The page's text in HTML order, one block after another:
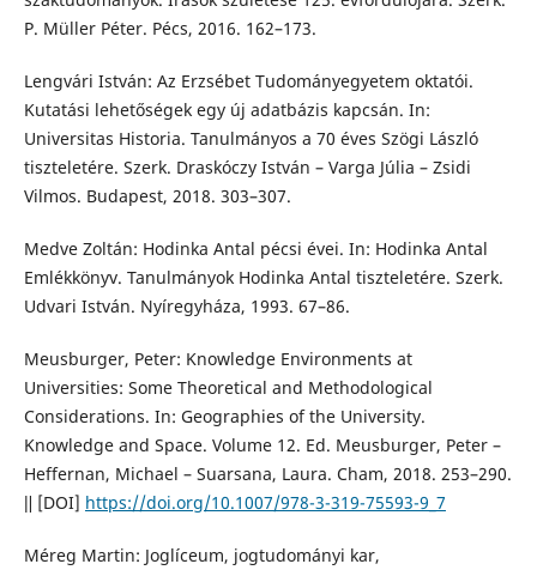
P. Müller Péter. Pécs, 2016. 162–173.
Lengvári István: Az Erzsébet Tudományegyetem oktatói.
Kutatási lehetőségek egy új adatbázis kapcsán. In:
Universitas Historia. Tanulmányos a 70 éves Szögi László
tiszteletére. Szerk. Draskóczy István – Varga Júlia – Zsidi
Vilmos. Budapest, 2018. 303–307.
Medve Zoltán: Hodinka Antal pécsi évei. In: Hodinka Antal
Emlékkönyv. Tanulmányok Hodinka Antal tiszteletére. Szerk.
Udvari István. Nyíregyháza, 1993. 67–86.
Meusburger, Peter: Knowledge Environments at
Universities: Some Theoretical and Methodological
Considerations. In: Geographies of the University.
Knowledge and Space. Volume 12. Ed. Meusburger, Peter –
Heffernan, Michael – Suarsana, Laura. Cham, 2018. 253–290.
ǁ [DOI] https://doi.org/10.1007/978-3-319-75593-9_7
Méreg Martin: Joglíceum, jogtudományi kar,